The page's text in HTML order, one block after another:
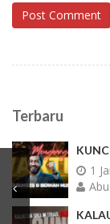
Post Comment
Terbaru
1